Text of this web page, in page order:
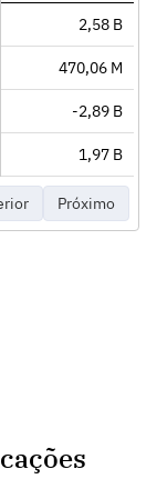
2,58 B
470,06 M
-2,89 B
1,97 B
Próximo